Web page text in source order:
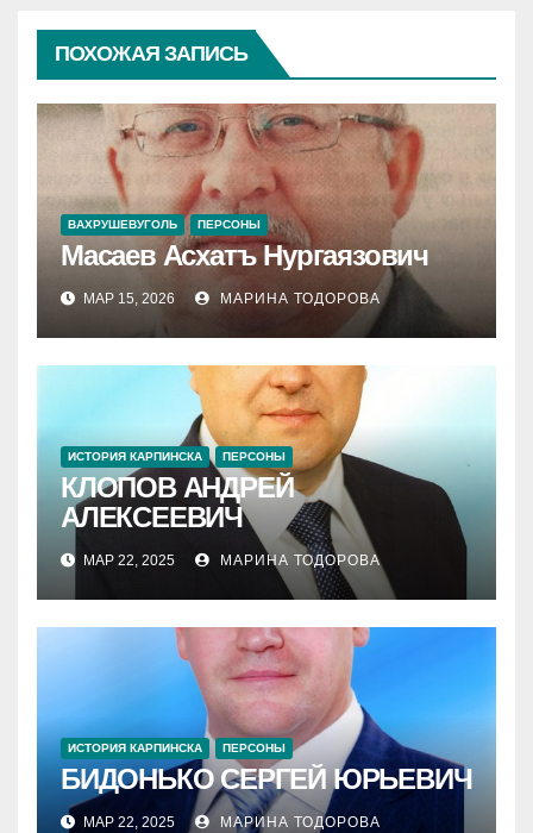
ПОХОЖАЯ ЗАПИСЬ
ВАХРУШЕВУГОЛЬ ПЕРСОНЫ
Масаев Асхатъ Нургаязович
МАР 15, 2026 МАРИНА ТОДОРОВА
ИСТОРИЯ КАРПИНСКА ПЕРСОНЫ
КЛОПОВ АНДРЕЙ
АЛЕКСЕЕВИЧ
МАР 22, 2025 МАРИНА ТОДОРОВА
ИСТОРИЯ КАРПИНСКА ПЕРСОНЫ
БИДОНЬКО СЕРГЕЙ ЮРЬЕВИЧ
МАР 22, 2025 МАРИНА ТОДОРОВА